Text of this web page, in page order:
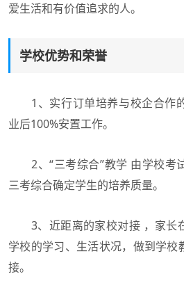
爱生活和有价值追求的人。
学校优势和荣誉
1、实行订单培养与校企合作
业后100%安置工作。
2、“三考综合”教学 由学校考
三考综合确定学生的培养质量。
3、近距离的家校对接 ，家长
学校的学习、生活状况，做到学校
接。